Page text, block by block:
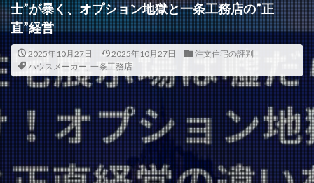
士”が暴く、オプション地獄と一条工務店の”正
直”経営
2025年10月27日 2025年10月27日
注文住宅の評判
ハウスメーカー, 一条工務店